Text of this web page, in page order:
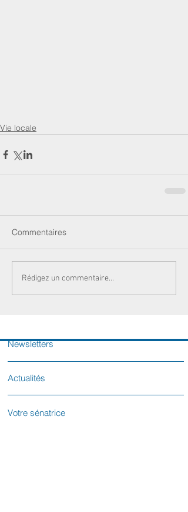
Vie locale
Commentaires
Rédigez un commentaire...
Newsletters
Actualités
Votre sénatrice